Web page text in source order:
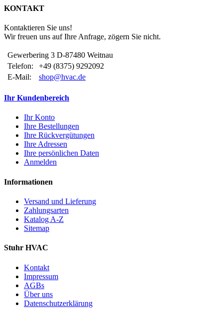
KONTAKT
Kontaktieren Sie uns!
Wir freuen uns auf Ihre Anfrage, zögern Sie nicht.
Gewerbering 3 D-87480 Weitnau
Telefon:
+49 (8375) 9292092
E-Mail:
shop@hvac.de
Ihr Kundenbereich
Ihr Konto
Ihre Bestellungen
Ihre Rückvergütungen
Ihre Adressen
Ihre persönlichen Daten
Anmelden
Informationen
Versand und Lieferung
Zahlungsarten
Katalog A-Z
Sitemap
Stuhr HVAC
Kontakt
Impressum
AGBs
Über uns
Datenschutzerklärung